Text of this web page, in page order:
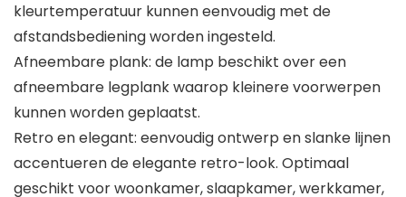
kleurtemperatuur kunnen eenvoudig met de
afstandsbediening worden ingesteld.
Afneembare plank: de lamp beschikt over een
afneembare legplank waarop kleinere voorwerpen
kunnen worden geplaatst.
Retro en elegant: eenvoudig ontwerp en slanke lijnen
accentueren de elegante retro-look. Optimaal
geschikt voor woonkamer, slaapkamer, werkkamer,